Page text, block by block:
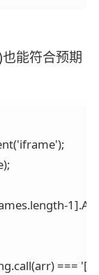
能符合预期
===